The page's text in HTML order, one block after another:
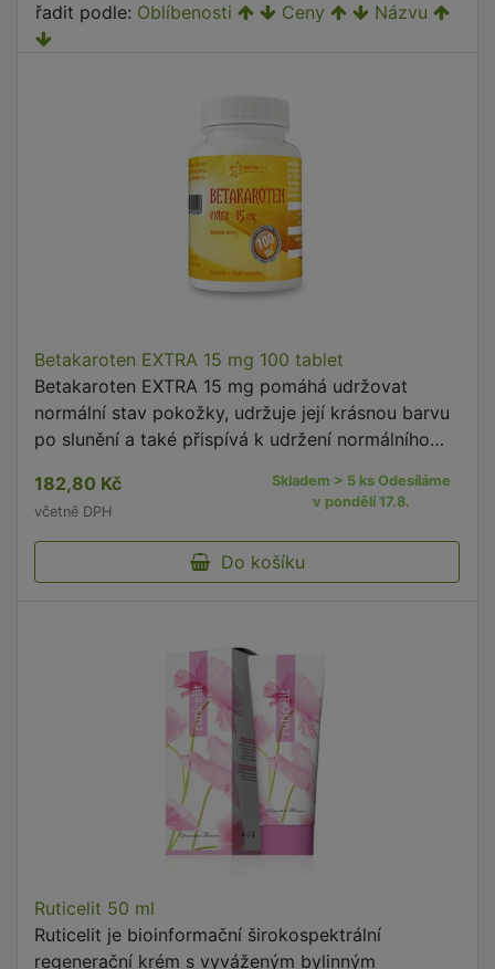
řadit podle: Oblíbenosti Ceny Názvu
Betakaroten EXTRA 15 mg 100 tablet
Betakaroten EXTRA 15 mg pomáhá udržovat
normální stav pokožky, udržuje její krásnou barvu
po slunění a také přispívá k udržení normálního
182,80 Kč
včetně DPH
Skladem > 5 ks Odesíláme
v pondělí 17.8.
Do košíku
Ruticelit 50 ml
Ruticelit je bioinformační širokospektrální
regenerační krém s vyváženým bylinným